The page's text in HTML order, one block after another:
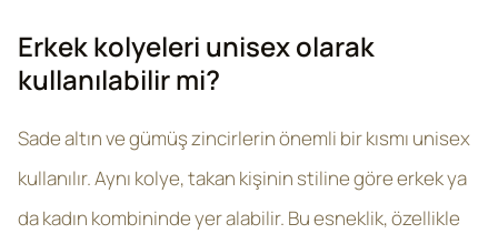
Erkek kolyeleri unisex olarak
kullanılabilir mi?
Sade altın ve gümüş zincirlerin önemli bir kısmı unisex
kullanılır. Aynı kolye, takan kişinin stiline göre erkek ya
da kadın kombininde yer alabilir. Bu esneklik, özellikle